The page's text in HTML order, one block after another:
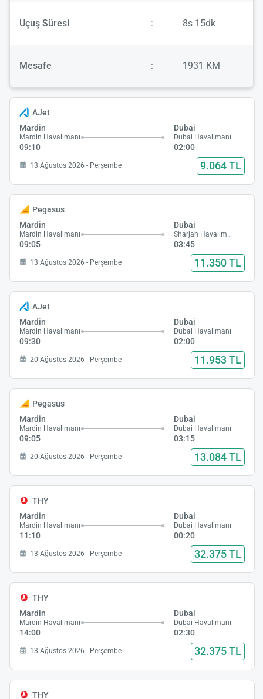
Uçuş Süresi : 8s 15dk
Mesafe : 1931 KM
AJet
Mardin
Mardin Havalimanı
09:10
Dubai
Dubai Havalimanı
02:00
13 Ağustos 2026 - Perşembe 9.064 TL
Pegasus
Mardin
Mardin Havalimanı
09:05
Dubai
Sharjah Havalimanı
03:45
13 Ağustos 2026 - Perşembe 11.350 TL
AJet
Mardin
Mardin Havalimanı
09:30
Dubai
Dubai Havalimanı
02:00
20 Ağustos 2026 - Perşembe 11.953 TL
Pegasus
Mardin
Mardin Havalimanı
09:05
Dubai
Dubai Havalimanı
03:15
20 Ağustos 2026 - Perşembe 13.084 TL
THY
Mardin
Mardin Havalimanı
11:10
Dubai
Dubai Havalimanı
00:20
13 Ağustos 2026 - Perşembe 32.375 TL
THY
Mardin
Mardin Havalimanı
14:00
Dubai
Dubai Havalimanı
02:30
13 Ağustos 2026 - Perşembe 32.375 TL
THY